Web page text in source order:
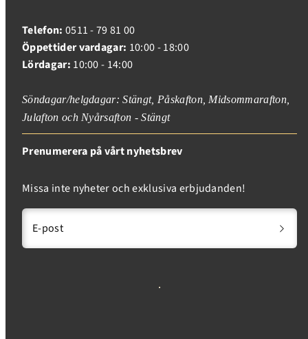
Telefon: 0511 - 79 81 00
Öppettider vardagar: 10:00 - 18:00
Lördagar: 10:00 - 14:00
Söndagar/helgdagar: Stängt, Påskafton, Midsommarafton,
Julafton och Nyårsafton - Stängt
Prenumerera på vårt nyhetsbrev
Missa inte nyheter och exklusiva erbjudanden!
E-post